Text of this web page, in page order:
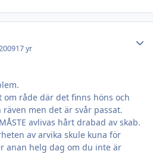
17 yr
om råde där det finns höns och
men det är svår passat.
avlivas hårt drabad av skab.
av arvika skule kuna för
anan helg dag om du inte är